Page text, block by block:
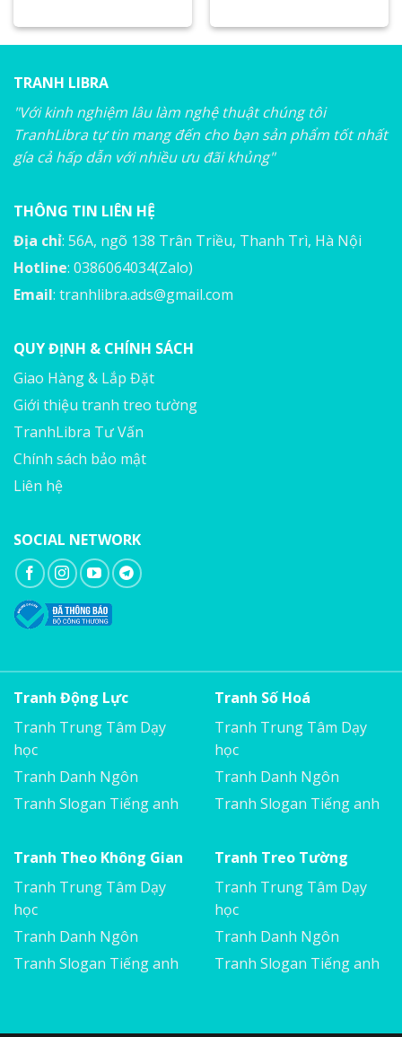
TRANH LIBRA
"Với kinh nghiệm lâu làm nghệ thuật chúng tôi
TranhLibra tự tin mang đến cho bạn sản phẩm tốt nhất
gía cả hấp dẫn với nhiều ưu đãi khủng"
THÔNG TIN LIÊN HỆ
Địa chỉ: 56A, ngõ 138 Trân Triều, Thanh Trì, Hà Nội
Hotline: 0386064034(Zalo)
Email: tranhlibra.ads@gmail.com
QUY ĐỊNH & CHÍNH SÁCH
Giao Hàng & Lắp Đặt
Giới thiệu tranh treo tường
TranhLibra Tư Vấn
Chính sách bảo mật
Liên hệ
SOCIAL NETWORK
Tranh Động Lực
Tranh Trung Tâm Dạy
học
Tranh Danh Ngôn
Tranh Slogan Tiếng anh
Tranh Số Hoá
Tranh Trung Tâm Dạy
học
Tranh Danh Ngôn
Tranh Slogan Tiếng anh
Tranh Theo Không Gian
Tranh Trung Tâm Dạy
học
Tranh Danh Ngôn
Tranh Slogan Tiếng anh
Tranh Treo Tường
Tranh Trung Tâm Dạy
học
Tranh Danh Ngôn
Tranh Slogan Tiếng anh